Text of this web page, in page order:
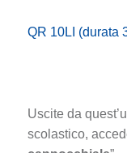
QR 10LI (durata
Uscite da
scolastico,